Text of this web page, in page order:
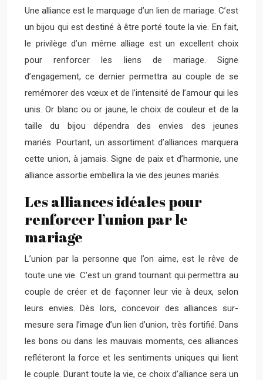
Une alliance est le marquage d’un lien de mariage. C’est
un bijou qui est destiné à être porté toute la vie. En fait,
le privilège d’un même alliage est un excellent choix
pour renforcer les liens de mariage. Signe
d’engagement, ce dernier permettra au couple de se
remémorer des vœux et de l’intensité de l’amour qui les
unis. Or blanc ou or jaune, le choix de couleur et de la
taille du bijou dépendra des envies des jeunes
mariés. Pourtant, un assortiment d’alliances marquera
cette union, à jamais. Signe de paix et d’harmonie, une
alliance assortie embellira la vie des jeunes mariés.
Les alliances idéales pour
renforcer l’union par le
mariage
L’union par la personne que l’on aime, est le rêve de
toute une vie. C’est un grand tournant qui permettra au
couple de créer et de façonner leur vie à deux, selon
leurs envies. Dès lors, concevoir des alliances sur-
mesure sera l’image d’un lien d’union, très fortifié. Dans
les bons ou dans les mauvais moments, ces alliances
refléteront la force et les sentiments uniques qui lient
le couple. Durant toute la vie, ce choix d’alliance sera un